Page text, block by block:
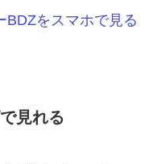
BDZをスマホで見る
見れる